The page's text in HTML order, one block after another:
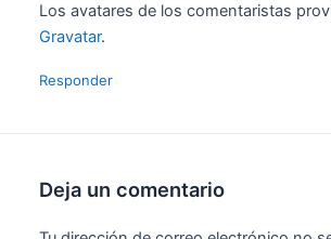
Los avatares de los comentaristas
Gravatar.
Responder
Deja un comentario